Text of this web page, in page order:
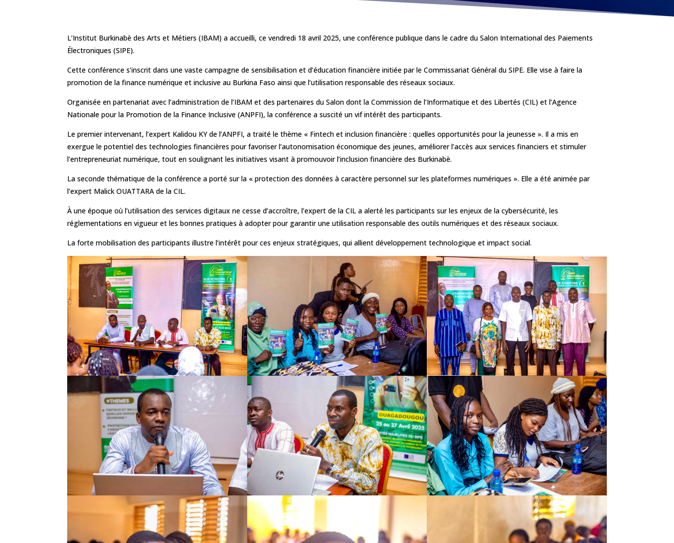
L’Institut Burkinabè des Arts et Métiers (IBAM) a accueilli, ce vendredi 18 avril 2025, une conférence publique dans le cadre du Salon International des Paiements
Électroniques (SIPE).
Cette conférence s’inscrit dans une vaste campagne de sensibilisation et d’éducation financière initiée par le Commissariat Général du SIPE. Elle vise à faire la
promotion de la finance numériqueet inclusive au Burkina Faso ainsi que l’utilisation responsable des réseaux sociaux.
Organisée en partenariat avec l’administration de l’IBAM et des partenaires du Salon dont la Commission de l’Informatique et des Libertés (CIL) et l’Agence
Nationale pour la Promotion de la Finance Inclusive (ANPFI), la conférence a suscité un vif intérêt des participants.
Le premier intervenant, l’expert Kalidou KY de l’ANPFI, a traité le thème « Fintech et inclusion financière : quelles opportunités pour la jeunesse ». Il a mis en
exergue le potentiel des technologies financières pour favoriser l’autonomisation économique des jeunes, améliorer l’accès aux services financiers et stimuler
l’entrepreneuriat numérique, tout en soulignant les initiatives visant à promouvoir l’inclusion financière des Burkinabè.
La seconde thématique de la conférence a porté sur la « protection des données à caractère personnel sur les plateformes numériques ». Elle a été animée par
l’expert Malick OUATTARA de la CIL.
À une époque où l’utilisation des services digitaux ne cesse d’accroître, l’expert de la CIL a alerté les participants sur les enjeux de la cybersécurité, les
réglementations en vigueur et les bonnes pratiques à adopter pour garantir une utilisation responsable des outils numériques et des réseaux sociaux.
La forte mobilisation des participants illustre l’intérêt pour ces enjeux stratégiques, qui allient développement technologique et impact social.